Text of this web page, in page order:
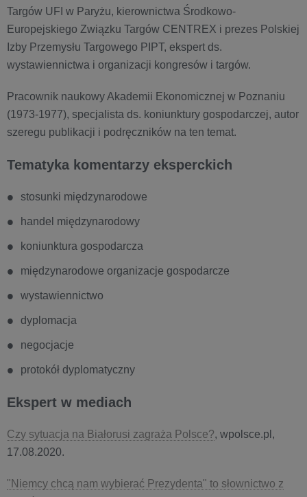
Targów UFI w Paryżu, kierownictwa Środkowo-
Europejskiego Związku Targów CENTREX i prezes Polskiej
Izby Przemysłu Targowego PIPT, ekspert ds.
wystawiennictwa i organizacji kongresów i targów.
Pracownik naukowy Akademii Ekonomicznej w Poznaniu
(1973-1977), specjalista ds. koniunktury gospodarczej, autor
szeregu publikacji i podręczników na ten temat.
Tematyka komentarzy eksperckich
stosunki międzynarodowe
handel międzynarodowy
koniunktura gospodarcza
międzynarodowe organizacje gospodarcze
wystawiennictwo
dyplomacja
negocjacje
protokół dyplomatyczny
Ekspert w mediach
Czy sytuacja na Białorusi zagraża Polsce?, wpolsce.pl,
17.08.2020.
"Niemcy chcą nam wybierać Prezydenta" to słownictwo z